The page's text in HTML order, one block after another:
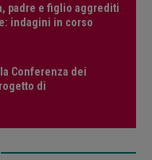
padre e figlio aggrediti
indagini in corso
Conferenza dei
di